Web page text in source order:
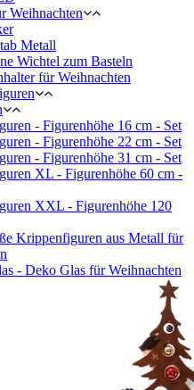
Weihnachten
Metall
Wichtel zum Basteln
für Weihnachten
- Figurenhöhe 16 cm - Set
- Figurenhöhe 22 cm - Set
- Figurenhöhe 31 cm - Set
XL - Figurenhöhe 60 cm -
XXL - Figurenhöhe 120
Krippenfiguren aus Metall für
- Deko Glas für Weihnachten